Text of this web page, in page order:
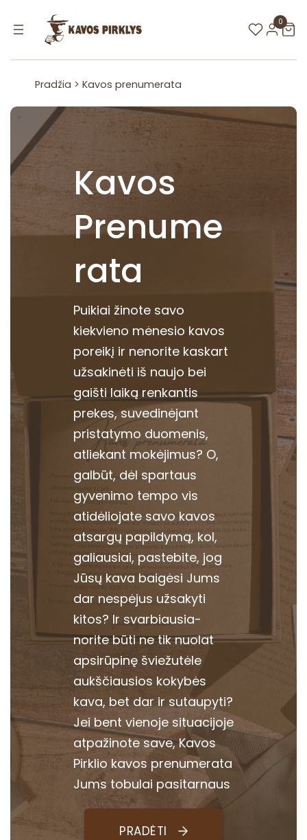
prie
0
Pradžia > Kavos prenumerata
Kavos
Prenume
rata
Puikiai žinote savo
kiekvieno mėnesio kavos
poreikį ir nenorite kaskart
užsakinėti iš naujo bei
gaišti laiką renkantis
prekes, suvedinėjant
pristatymo duomenis,
atliekant mokėjimus? O,
galbūt, dėl spartaus
gyvenimo tempo vis
atidėliojate savo kavos
atsargų papildymą, kol,
galiausiai, pastebite, jog
Jūsų kava baigėsi Jums
dar nespėjus užsakyti
kitos? Ir svarbiausia-
norite būti ne tik nuolat
apsirūpinę šviežutėle
aukščiausios kokybės
kava, bet dar ir sutaupyti?
Jei bent vienoje situacijoje
atpažinote save, Kavos
Pirklio kavos prenumerata
Jums tobulai pasitarnaus
PRADĖTI